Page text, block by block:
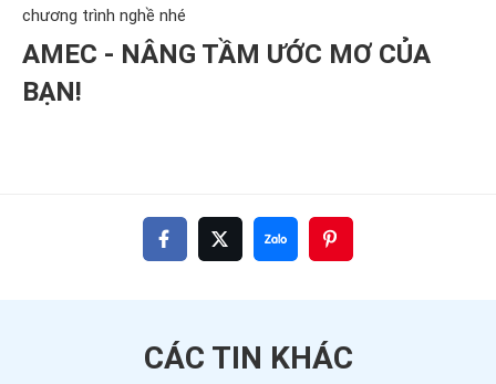
chương trình nghề nhé
AMEC - NÂNG TẦM ƯỚC MƠ CỦA
BẠN!
CÁC TIN KHÁC